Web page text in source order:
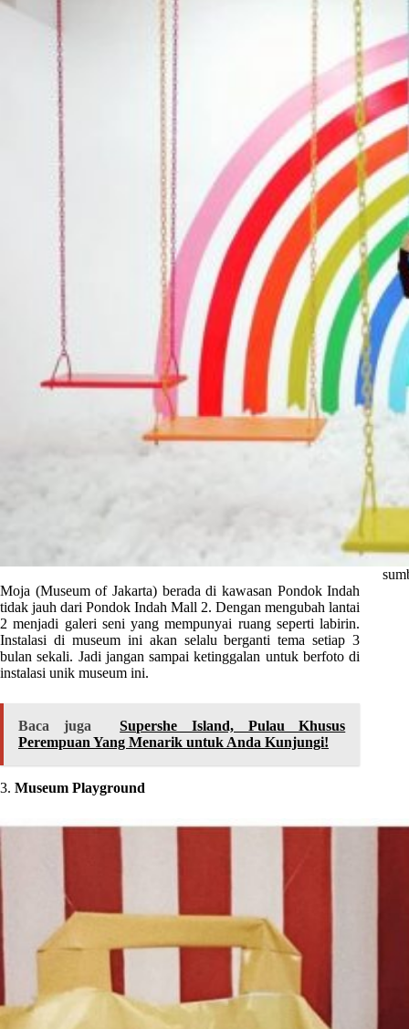
Moja (Museum of Jakarta) berada di kawasan Pondok Indah
tidak jauh dari Pondok Indah Mall 2. Dengan mengubah lantai
2 menjadi galeri seni yang mempunyai ruang seperti labirin.
Instalasi di museum ini akan selalu berganti tema setiap 3
bulan sekali. Jadi jangan sampai ketinggalan untuk berfoto di
instalasi unik museum ini.
Baca juga
Supershe Island, Pulau Khusus
Perempuan Yang Menarik untuk Anda Kunjungi!
3. Museum Playground